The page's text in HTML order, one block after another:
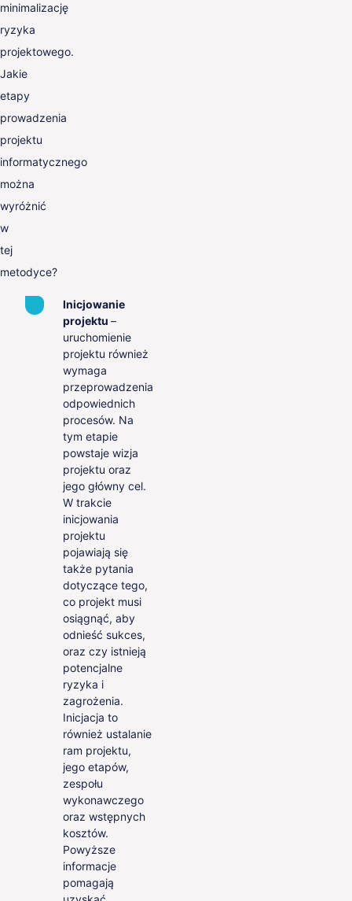
minimalizację
ryzyka
projektowego.
Jakie
etapy
prowadzenia
projektu
informatycznego
można
wyróżnić
w
tej
metodyce?
Inicjowanie
projektu –
uruchomienie
projektu również
wymaga
przeprowadzenia
odpowiednich
procesów. Na
tym etapie
powstaje wizja
projektu oraz
jego główny cel.
W trakcie
inicjowania
projektu
pojawiają się
także pytania
dotyczące tego,
co projekt musi
osiągnąć, aby
odnieść sukces,
oraz czy istnieją
potencjalne
ryzyka i
zagrożenia.
Inicjacja to
również ustalanie
ram projektu,
jego etapów,
zespołu
wykonawczego
oraz wstępnych
kosztów.
Powyższe
informacje
pomagają